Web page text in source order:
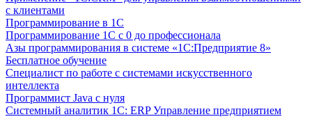
с клиентами
Программирование в 1С
Программирование 1С с 0 до профессионала
Азы программирования в системе «1С:Предприятие 8»
Бесплатное обучение
Специалист по работе с системами искусственного
интеллекта
Программист Java с нуля
Системный аналитик 1С: ERP Управление предприятием